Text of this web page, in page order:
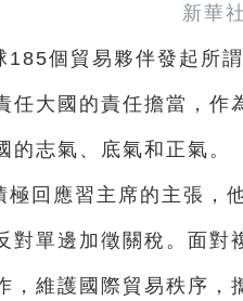
新華
185個貿易夥伴發起所
任大國的責任擔當，作
的志氣、底氣和正氣。
極回應習主席的主張，
對單邊加徵關稅。面對
，維護國際貿易秩序，